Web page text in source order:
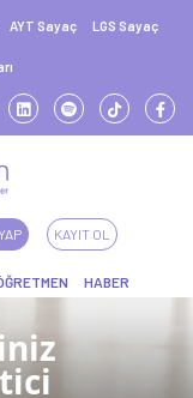
AYT Sayaç LGS Sayaç
KAYIT OL